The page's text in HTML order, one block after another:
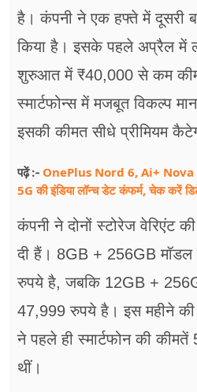
है। कंपनी ने एक हफ्ते में दूसरी
किया है। इसके पहले अप्रैल में
शुरुआत में ₹40,000 से कम
स्मार्टफोन्स में मजबूत विकल्प
इसकी कीमत सीधे प्रीमियम
पढ़ें :- OnePlus Nord 6, Ai+
5G की इंडिया लॉन्च डेट कंफर्म, चेक करें
कंपनी ने दोनों स्टोरेज वेरिएंट
दी हैं। 8GB + 256GB
रुपये है, जबकि 12GB +
47,999 रुपये है। इस महीने
ने पहले ही स्मार्टफोन की
थीं।